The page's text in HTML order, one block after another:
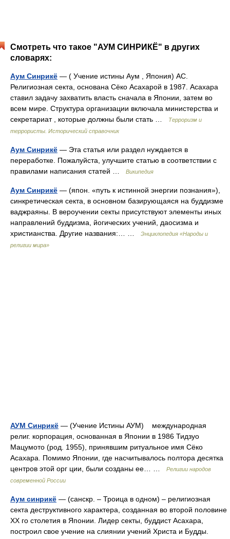
Смотреть что такое "АУМ СИНРИКЁ" в других
словарях:
Аум Синрикё — ( Учение истины Аум , Япония) АС.
Религиозная секта, основана Сёко Асахарой в 1987. Асахара
ставил задачу захватить власть сначала в Японии, затем во
всем мире. Структура организации включала министерства и
секретариат , которые должны были стать …
Терроризм и
террористы. Исторический справочник
Аум Синрикё — Эта статья или раздел нуждается в
переработке. Пожалуйста, улучшите статью в соответствии с
правилами написания статей …
Википедия
Аум Синрикё — (япон. «путь к истинной энергии познания»),
синкретическая секта, в основном базирующаяся на буддизме
ваджраяны. В вероучении секты присутствуют элементы иных
направлений буддизма, йогических учений, даосизма и
христианства. Другие названия:… …
Энциклопедия «Народы и
религии мира»
АУМ Синрикё — (Учение Истины АУМ) международная
религ. корпорация, основанная в Японии в 1986 Тидзуо
Мацумото (род. 1955), принявшим ритуальное имя Сёко
Асахара. Помимо Японии, где насчитывалось полтора десятка
центров этой орг ции, были созданы ее… …
Религии народов
современной России
Аум синрикё — (санскр. – Троица в одном) – религиозная
секта деструктивного характера, созданная во второй половине
ХХ го столетия в Японии. Лидер секты, буддист Асахара,
построил свое учение на слиянии учений Христа и Будды.